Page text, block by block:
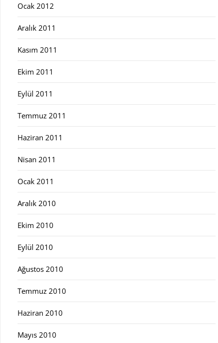
Ocak 2012
Aralık 2011
Kasım 2011
Ekim 2011
Eylül 2011
Temmuz 2011
Haziran 2011
Nisan 2011
Ocak 2011
Aralık 2010
Ekim 2010
Eylül 2010
Ağustos 2010
Temmuz 2010
Haziran 2010
Mayıs 2010